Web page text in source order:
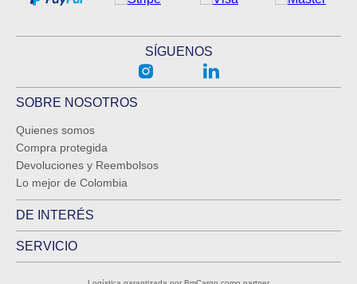
SÍGUENOS
SOBRE NOSOTROS
Quienes somos
Compra protegida
Devoluciones y Reembolsos
Lo mejor de Colombia
DE INTERÉS
SERVICIO